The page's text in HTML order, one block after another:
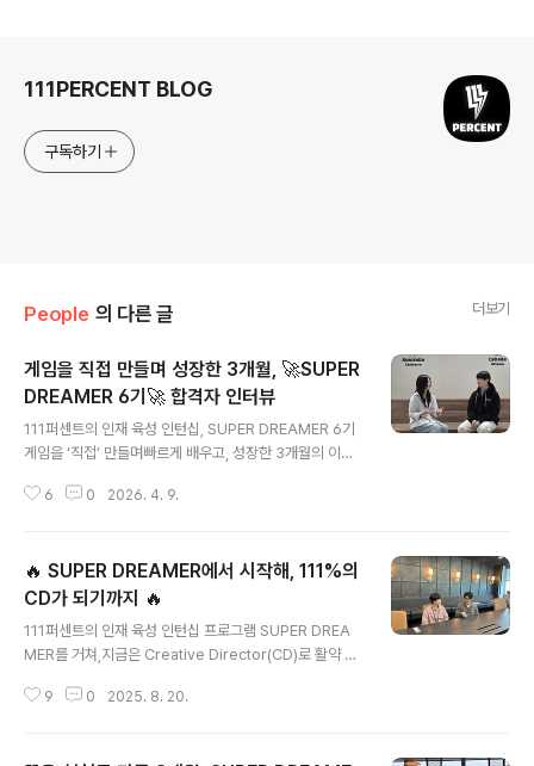
111PERCENT BLOG
구독하기
People 의 다른 글 더보기
게임을 직접 만들며 성장한 3개월, 🚀SUPER
DREAMER 6기🚀 합격자 인터뷰
111퍼센트의 인재 육성 인턴십, SUPER DREAMER 6기
게임을 ‘직접’ 만들며빠르게 배우고, 성장한 3개월의 이야
님의 이야기를 통해✅ SUPER DREAMER 인턴십이 어떻
이어지는 성장 경로를 그려볼 수 있어요. 슈퍼드리머는 세
상에 없는 즐거움을 발명하는111퍼센트만의 창의적인 인
재 육성 인턴십 프로그램입니다. 2021년 1기를 시작으로
매 기수마다 새로운 도전과 성장을 만들어온 슈퍼드리머,6
기는 조금 더 특별했는데요. ( •̀ ω •́ )✧ 무려 30명,역대
가장 많은 인원을 선발하며 다양한 가능성을 가진 인재들
6 0 2026. 4. 9.
🔥 SUPER DREAMER에서 시작해, 111%의
CD가 되기까지 🔥
111퍼센트의 인재 육성 인턴십 프로그램 SUPER DREA
MER를 거쳐,지금은 Creative Director(CD)로 활약 중
실력과 가능성을 인정받으면,새로운 역할을 맡을 수 있는
9 0 2025. 8. 20.